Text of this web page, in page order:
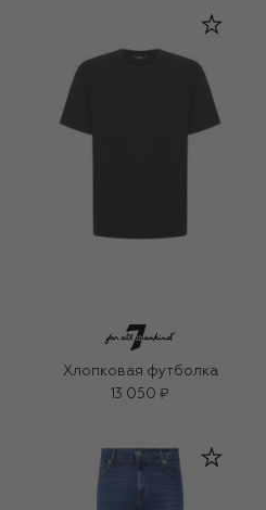
Хлопковая футболка
13 050 ₽